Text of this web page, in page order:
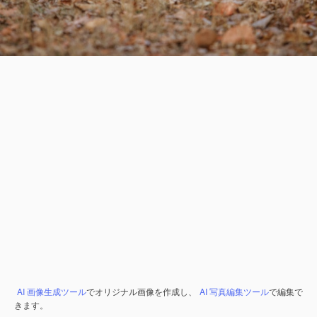
AI 画像生成ツールでオリジナル画像を作成し、 AI 写真編集ツールで編集で
きます。